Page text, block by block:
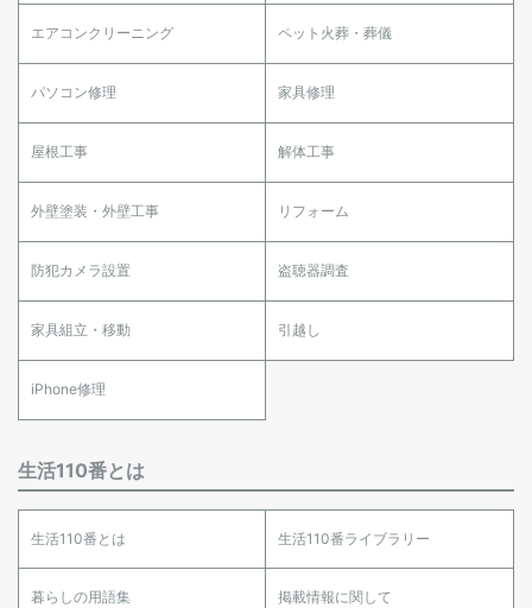
エアコンクリーニング ペット火葬・葬儀
パソコン修理 家具修理
屋根工事 解体工事
外壁塗装・外壁工事 リフォーム
防犯カメラ設置 盗聴器調査
家具組立・移動 引越し
iPhone修理
生活110番とは
生活110番とは 生活110番ライブラリー
暮らしの用語集 掲載情報に関して